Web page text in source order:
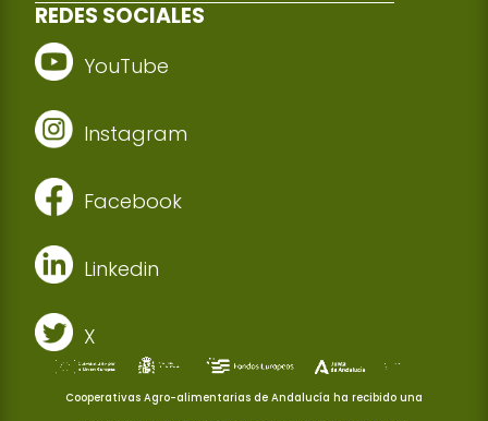
REDES SOCIALES
YouTube
Instagram
Facebook
Linkedin
X
Cooperativas Agro-alimentarias de Andalucía ha recibido una